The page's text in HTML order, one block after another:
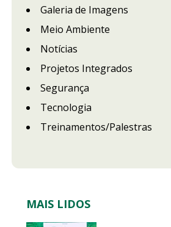
Galeria de Imagens
Meio Ambiente
Notícias
Projetos Integrados
Segurança
Tecnologia
Treinamentos/Palestras
MAIS LIDOS